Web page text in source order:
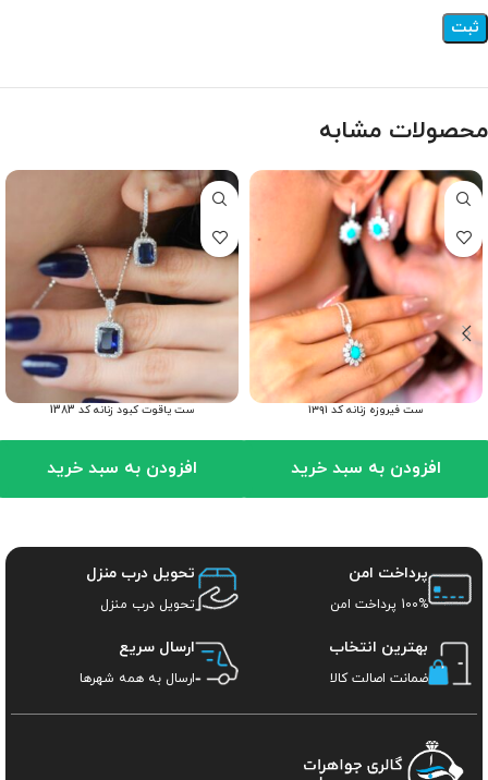
محصولات مشابه
ست فیروزه زنانه کد ۱۳۹۱
افزودن به سبد خرید
ست یاقوت کبود زنانه کد 1383
افزودن به سبد خرید
پرداخت امن
100% پرداخت امن
تحویل درب منزل
تحویل درب منزل
بهترین انتخاب
ضمانت اصالت کالا
ارسال سریع
ارسال به همه شهرها